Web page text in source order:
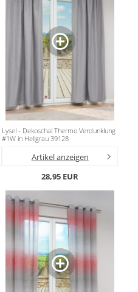
Lysel - Dekoschal Thermo Verdunklung
#1W in Hellgrau 39128
Artikel anzeigen
28,95 EUR